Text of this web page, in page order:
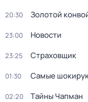
20:30 Золотой
23:00 Новости
23:25 Страховщик
01:30 Самые
02:20 Тaйны Чапман